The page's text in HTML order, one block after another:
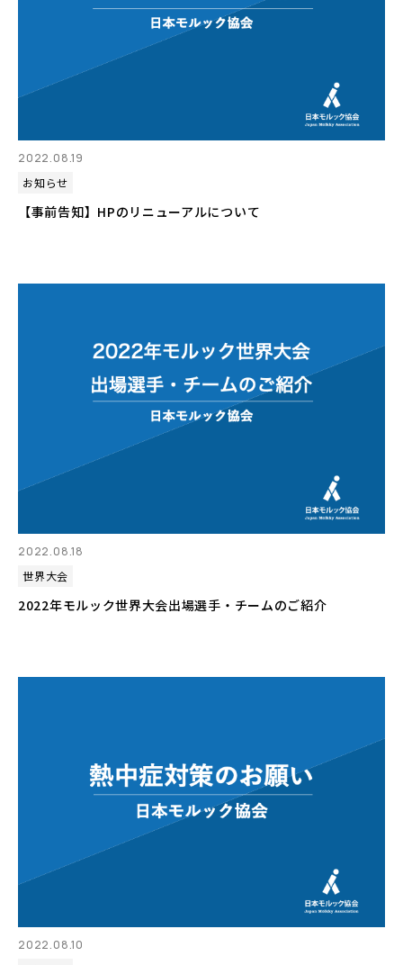
2022.08.19
お知らせ
【事前告知】HPのリニューアルについて
2022.08.18
世界大会
2022年モルック世界大会出場選手・チームのご紹介
2022.08.10